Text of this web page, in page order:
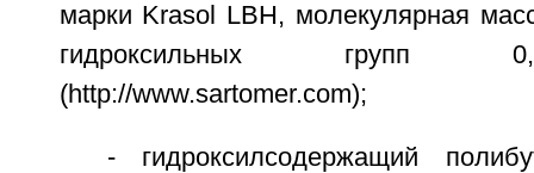
марки Krasol LBH, молекулярная
гидроксильных групп
(http://www.sartomer.com);
- гидроксилсодержащий